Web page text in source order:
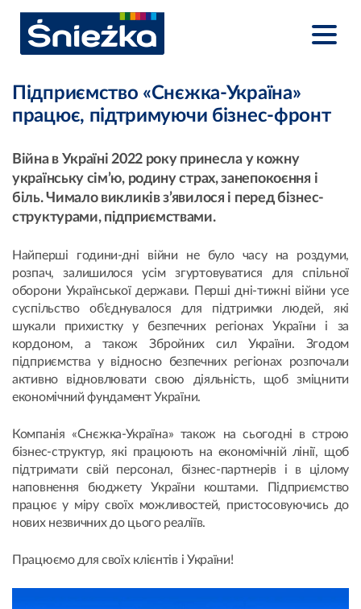
Підприємство «Снєжка-Україна»
працює, підтримуючи бізнес-фронт
Війна в Україні 2022 року принесла у кожну
українську сім’ю, родину страх, занепокоєння і
біль. Чимало викликів з’явилося і перед бізнес-
структурами, підприємствами.
Найперші години-дні війни не було часу на роздуми,
розпач, залишилося усім згуртовуватися для спільної
оборони Української держави. Перші дні-тижні війни усе
суспільство об’єднувалося для підтримки людей, які
шукали прихистку у безпечних регіонах України і за
кордоном, а також Збройних сил України. Згодом
підприємства у відносно безпечних регіонах розпочали
активно відновлювати свою діяльність, щоб зміцнити
економічний фундамент України.
Компанія «Снєжка-Україна» також на сьогодні в строю
бізнес-структур, які працюють на економічній лінії, щоб
підтримати свій персонал, бізнес-партнерів і в цілому
наповнення бюджету України коштами. Підприємство
працює у міру своїх можливостей, пристосовуючись до
нових незвичних до цього реаліїв.
Працюємо для своїх клієнтів і України!